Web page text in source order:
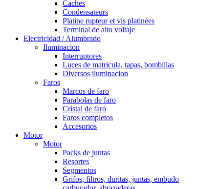
Caches
Condensateurs
Platine rupteur et vis platinées
Terminal de alto voltaje
Electricidad / Alumbrado
Iluminacion
Interruptores
Luces de matricula, tapas, bombillas
Diversos iluminacion
Faros
Marcos de faro
Parabolas de faro
Cristal de faro
Faros completos
Accesorios
Motor
Motor
Packs de juntas
Resortes
Segmentos
Grifos, filtros, duritas, juntas, embudo